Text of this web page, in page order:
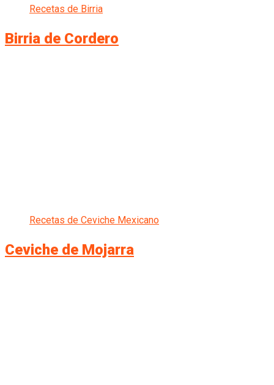
Recetas de Birria
Birria de Cordero
Recetas de Ceviche Mexicano
Ceviche de Mojarra